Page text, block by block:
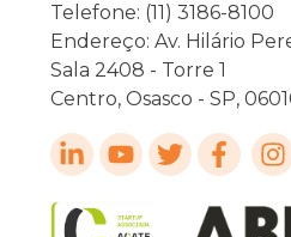
Telefone: (11) 3186-8100
Endereço: Av. Hilário
Sala 2408 - Torre 1
Centro, Osasco - SP,